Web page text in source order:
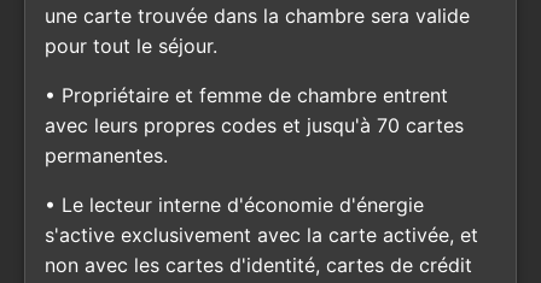
une carte trouvée dans la chambre sera valide
pour tout le séjour.
• Propriétaire et femme de chambre entrent
avec leurs propres codes et jusqu'à 70 cartes
permanentes.
• Le lecteur interne d'économie d'énergie
s'active exclusivement avec la carte activée, et
non avec les cartes d'identité, cartes de crédit